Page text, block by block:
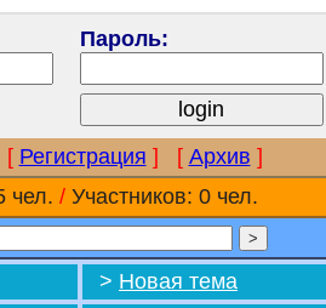
Пароль:
[ Регистрация ] [ Архив ]
чел. / Участников: 0 чел.
> Новая тема